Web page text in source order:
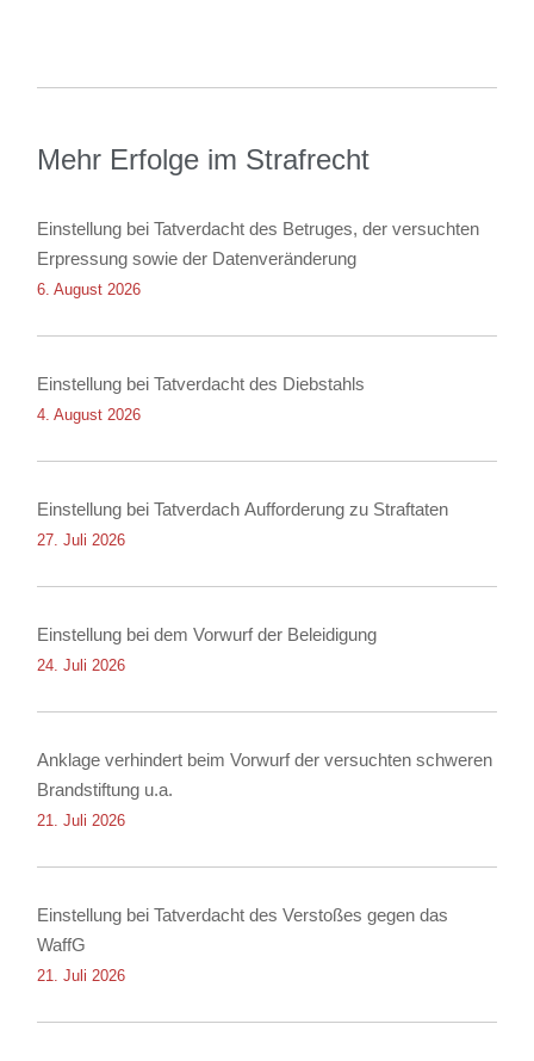
Mehr Erfolge im Strafrecht
Einstellung bei Tatverdacht des Betruges, der versuchten
Erpressung sowie der Datenveränderung
6. August 2026
Einstellung bei Tatverdacht des Diebstahls
4. August 2026
Einstellung bei Tatverdach Aufforderung zu Straftaten
27. Juli 2026
Einstellung bei dem Vorwurf der Beleidigung
24. Juli 2026
Anklage verhindert beim Vorwurf der versuchten schweren
Brandstiftung u.a.
21. Juli 2026
Einstellung bei Tatverdacht des Verstoßes gegen das
WaffG
21. Juli 2026